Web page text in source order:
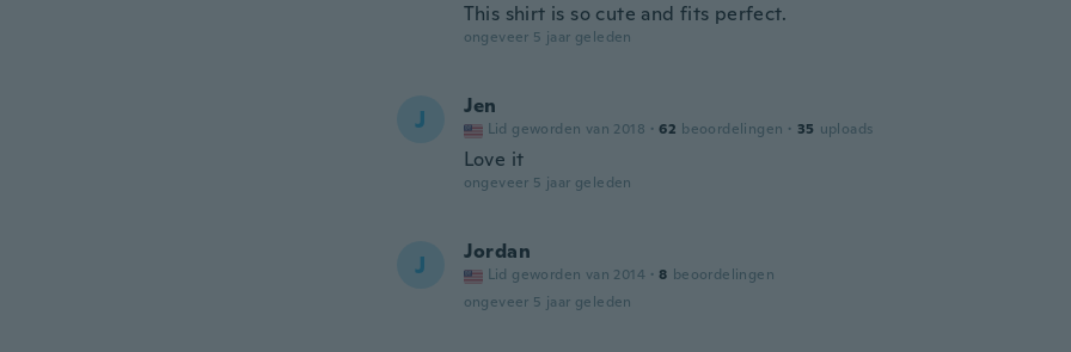
This shirt is so cute and fits perfect.
ongeveer 5 jaar geleden
J Jen
Lid geworden van 2018 · 62 beoordelingen · 35 uploads
Love it
ongeveer 5 jaar geleden
J Jordan
Lid geworden van 2014 · 8 beoordelingen
ongeveer 5 jaar geleden